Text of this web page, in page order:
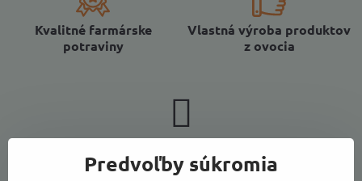
Kvalitné farmárske
potraviny
Vlastná výroba produktov
z ovocia
Newsletter
Odoberať naše novinky:
Predvoľby súkromia